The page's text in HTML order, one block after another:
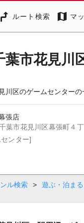
ルート検索 map マ
葉市花見川
川区のゲームセンターの
張店
葉市花見川区幕張町４
ンター]
ル検索 > 遊ぶ・泊まる